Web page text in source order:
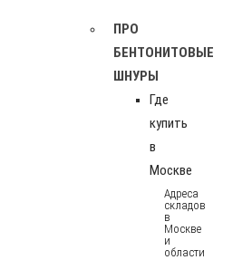
ПРО
БЕНТОНИТОВЫЕ
ШНУРЫ
Где
купить
в
Москве
Адреса
складов
в
Москве
и
области